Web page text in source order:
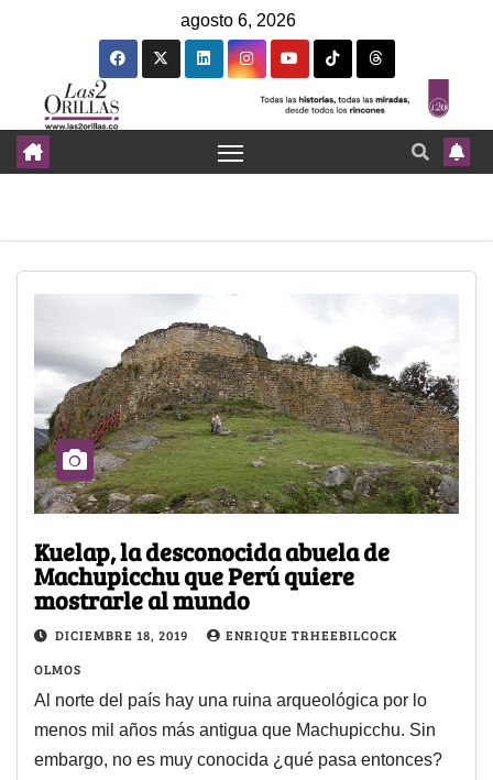
agosto 6, 2026
Kuelap, la desconocida abuela de
Machupicchu que Perú quiere
mostrarle al mundo
DICIEMBRE 18, 2019
ENRIQUE TRHEEBILCOCK
OLMOS
Al norte del país hay una ruina arqueológica por lo
menos mil años más antigua que Machupicchu. Sin
embargo, no es muy conocida ¿qué pasa entonces?